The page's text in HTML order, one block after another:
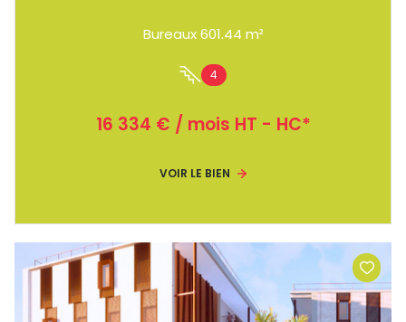
Bureaux 601.44 m²
4
16 334 € / mois HT - HC*
VOIR LE BIEN